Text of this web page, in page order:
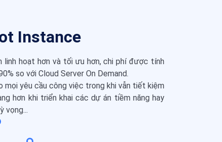
Instance
linh hoạt hơn và tối ưu hơn, chi phí được tính
so với Cloud Server On Demand.
mọi yêu cầu công việc trong khi vẫn tiết kiệm
hơn khi triển khai các dự án tiềm năng hay
vọng...